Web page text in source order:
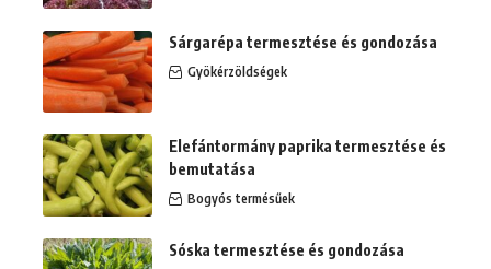
Sárgarépa termesztése és gondozása
Gyökérzöldségek
Elefántormány paprika termesztése és
bemutatása
Bogyós termésűek
Sóska termesztése és gondozása